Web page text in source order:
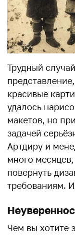
Трудный
красивые
удалось
макетов, но
задачей
Артдиру и
много
повернуть
требованиям.
Чем вы хотите